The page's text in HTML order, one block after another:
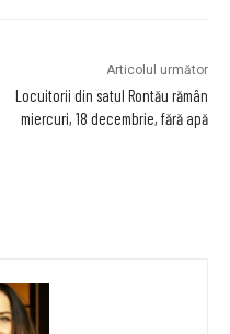
Articolul următor
Locuitorii din satul Rontău rămân
miercuri, 18 decembrie, fără apă